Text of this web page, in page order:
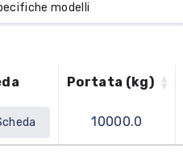
modelli
Portata (kg)
10000.0